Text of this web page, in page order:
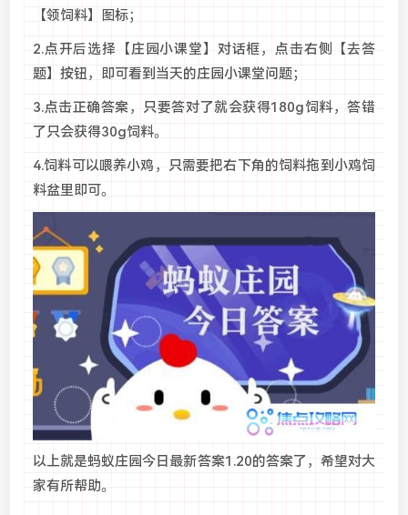
【领饲料】图标；
2.点开后选择【庄园小课堂】对话框，点击右侧【去答
题】按钮，即可看到当天的庄园小课堂问题；
3.点击正确答案，只要答对了就会获得180g饲料，答错
了只会获得30g饲料。
4.饲料可以喂养小鸡，只需要把右下角的饲料拖到小鸡饲
料盆里即可。
以上就是蚂蚁庄园今日最新答案1.20的答案了，希望对大
家有所帮助。